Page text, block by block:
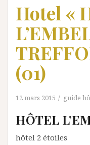
Hotel «
(01)
12 mars 2015 guide
HÔTEL
hôtel 2 étoiles